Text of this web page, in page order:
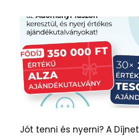
Jót tenni és nyerni? A Díjnet